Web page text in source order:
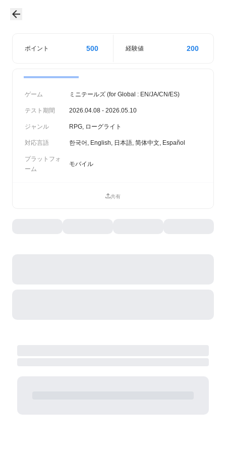
ポイント 500 経験値 200
ゲーム ミニテールズ (for Global : EN/JA/CN/ES)
テスト期間 2026.04.08 - 2026.05.10
ジャンル RPG, ローグライト
対応言語 한국어, English, 日本語, 简体中文, Español
プラットフォ
ーム
モバイル
共有